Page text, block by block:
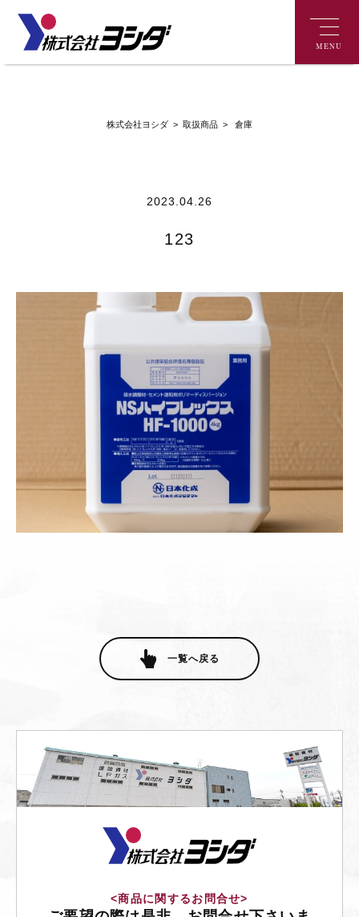
MENU
株式会社ヨシダ > 取扱商品 > 倉庫
2023.04.26
123
一覧へ戻る
<商品に関するお問合せ>